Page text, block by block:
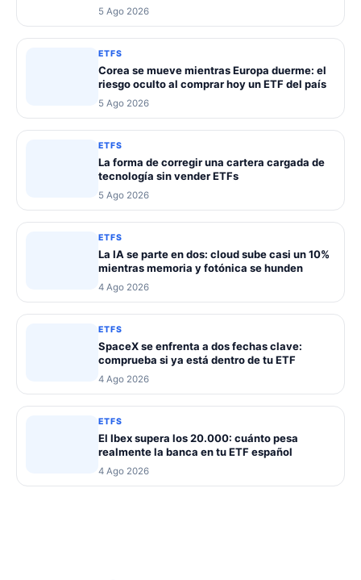
5 Ago 2026
ETFS
Corea se mueve mientras Europa duerme: el
riesgo oculto al comprar hoy un ETF del país
5 Ago 2026
ETFS
La forma de corregir una cartera cargada de
tecnología sin vender ETFs
5 Ago 2026
ETFS
La IA se parte en dos: cloud sube casi un 10%
mientras memoria y fotónica se hunden
4 Ago 2026
ETFS
SpaceX se enfrenta a dos fechas clave:
comprueba si ya está dentro de tu ETF
4 Ago 2026
ETFS
El Ibex supera los 20.000: cuánto pesa
realmente la banca en tu ETF español
4 Ago 2026